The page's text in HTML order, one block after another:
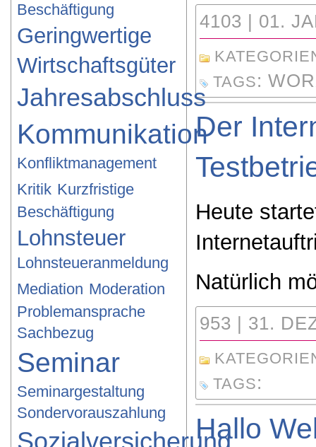
Beschäftigung
Geringwertige
Wirtschaftsgüter
Jahresabschluss
Kommunikation
Konfliktmanagement
Kritik Kurzfristige
Beschäftigung
Lohnsteuer
Lohnsteueranmeldung
Mediation Moderation
Problemansprache
Sachbezug
Seminar
Seminargestaltung
Sondervorauszahlung
Sozialversicherung
4103 | 01.
TAGS:
Der
Heute
Natürlich
953 | 31.
TAGS:
Hallo